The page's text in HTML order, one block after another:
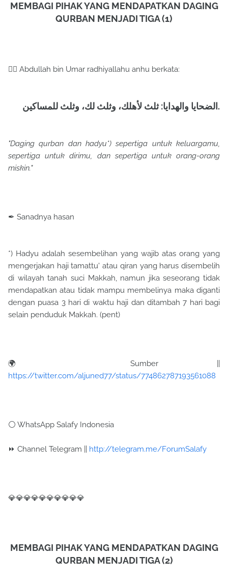
MEMBAGI PIHAK YANG MENDAPATKAN DAGING
QURBAN MENJADI TIGA (1)
✍🏻 Abdullah bin Umar radhiyallahu anhu berkata:
‏الضحايا والهدايا: ثلث لأهلك، وثلث لك، وثلث للمساكين.
"Daging qurban dan hadyu*) sepertiga untuk keluargamu,
sepertiga untuk dirimu, dan sepertiga untuk orang-orang
miskin."
✒ Sanadnya hasan
*) Hadyu adalah sesembelihan yang wajib atas orang yang
mengerjakan haji tamattu' atau qiran yang harus disembelih
di wilayah tanah suci Makkah, namun jika seseorang tidak
mendapatkan atau tidak mampu membelinya maka diganti
dengan puasa 3 hari di waktu haji dan ditambah 7 hari bagi
selain penduduk Makkah. (pent)
🌍 Sumber ||
https://twitter.com/aljuned77/status/774862787193561088
⚪ WhatsApp Salafy Indonesia
⏩ Channel Telegram || http://telegram.me/ForumSalafy
💎💎💎💎💎💎💎💎💎💎
MEMBAGI PIHAK YANG MENDAPATKAN DAGING
QURBAN MENJADI TIGA (2)